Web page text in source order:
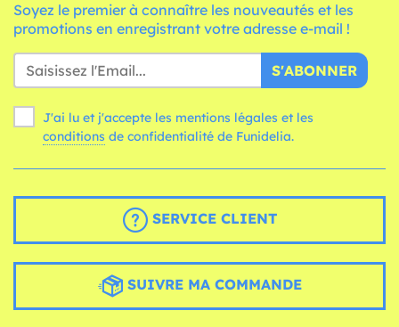
Soyez le premier à connaître les nouveautés et les
promotions en enregistrant votre adresse e-mail !
S'ABONNER
J'ai lu et j'accepte les mentions légales et les
conditions de confidentialité de Funidelia.
SERVICE CLIENT
SUIVRE MA COMMANDE